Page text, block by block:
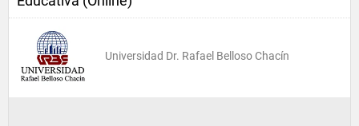
Universidad Dr. Rafael Belloso Chacín